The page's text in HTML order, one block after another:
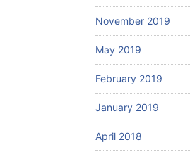
November 2019
May 2019
February 2019
January 2019
April 2018